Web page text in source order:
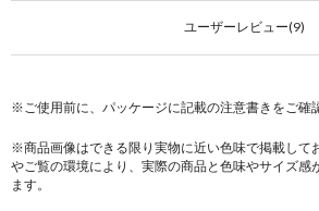
ユーザーレビュー(9)
※ご使用前に、パッケージに記載の注意書きをご確
※商品画像はできる限り実物に近い色味で掲載して
やご覧の環境により、実際の商品と色味やサイズ感
ます。